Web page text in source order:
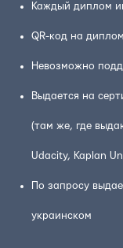
Каждый диплом
QR-код на
Невозможно
Выдается на
(там же, где
Udacity, Kaplan
По запросу
украинском